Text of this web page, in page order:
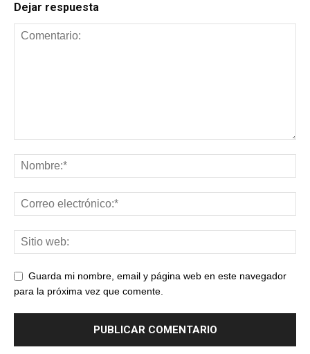
Dejar respuesta
Guarda mi nombre, email y página web en este navegador
para la próxima vez que comente.